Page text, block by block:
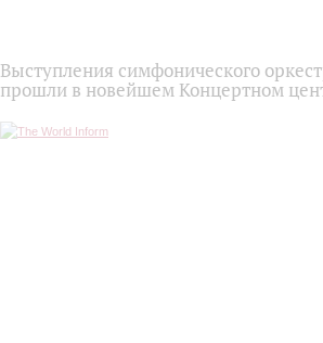
Выступления симфонического
прошли в новейшем Концертном